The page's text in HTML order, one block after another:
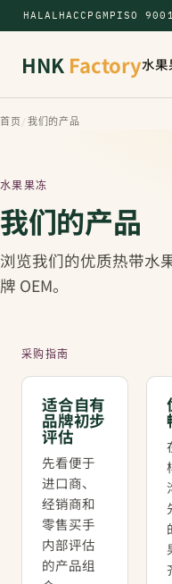
HALALHACCP GMP ISO 9001
HNK Factory水果
首页 / 我们的产品
水果果冻
我们的产品
浏览我们的优质热带水
牌 OEM。
采购指南
适合自有
品牌初步
评估
先看便于
进口商、
经销商和
零售买手
内部评估
的产品组